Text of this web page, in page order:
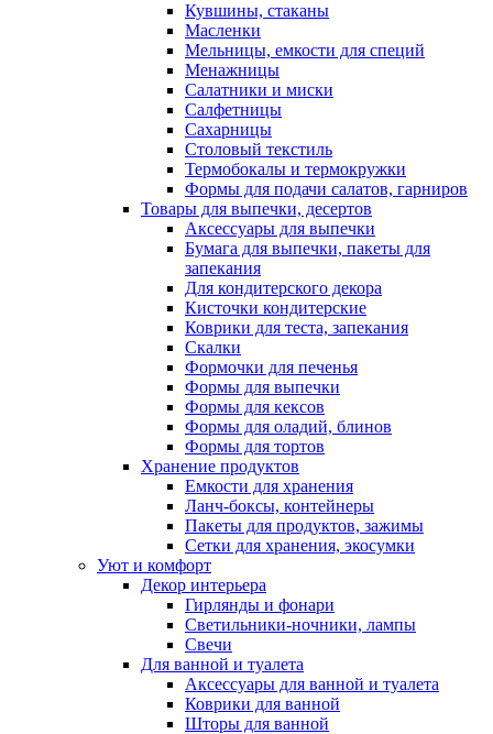
Кувшины, стаканы
Масленки
Мельницы, емкости для специй
Менажницы
Салатники и миски
Салфетницы
Сахарницы
Столовый текстиль
Термобокалы и термокружки
Формы для подачи салатов, гарниров
Товары для выпечки, десертов
Аксессуары для выпечки
Бумага для выпечки, пакеты для
запекания
Для кондитерского декора
Кисточки кондитерские
Коврики для теста, запекания
Скалки
Формочки для печенья
Формы для выпечки
Формы для кексов
Формы для оладий, блинов
Формы для тортов
Хранение продуктов
Емкости для хранения
Ланч-боксы, контейнеры
Пакеты для продуктов, зажимы
Сетки для хранения, экосумки
Уют и комфорт
Декор интерьера
Гирлянды и фонари
Светильники-ночники, лампы
Свечи
Для ванной и туалета
Аксессуары для ванной и туалета
Коврики для ванной
Шторы для ванной